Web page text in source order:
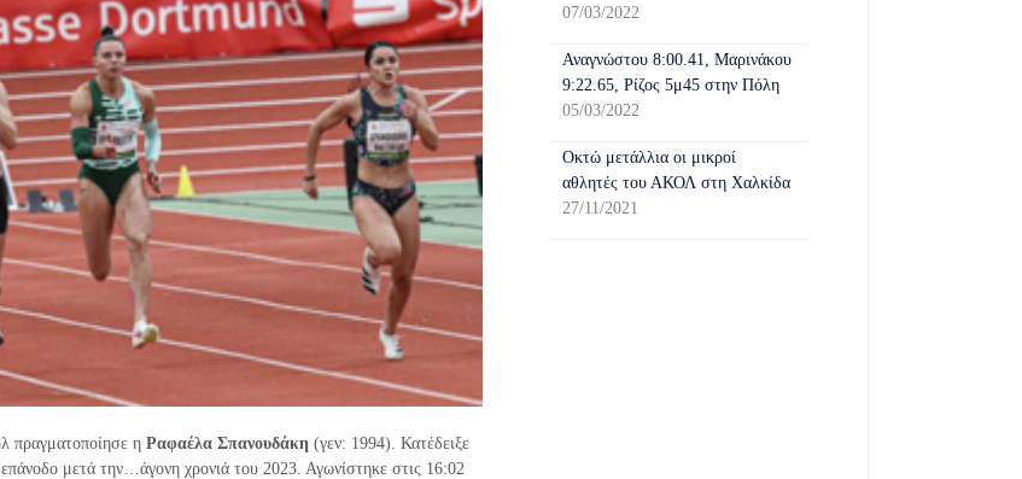
πραγματοποίησε ηΡαφαέλα Σπανουδάκη (γεν: 1994). Κατέδειξε
μετά την…άγονη χρονιά του 2023. Αγωνίστηκε στις 16:02
07/03/2022
Αναγνώστου 8:00.41, Μαρινάκου
9:22.65, Ρίζος 5μ45 στην Πόλη
05/03/2022
Οκτώ μετάλλια οι μικροί
αθλητές του ΑΚΟΛ στη Χαλκίδα
27/11/2021